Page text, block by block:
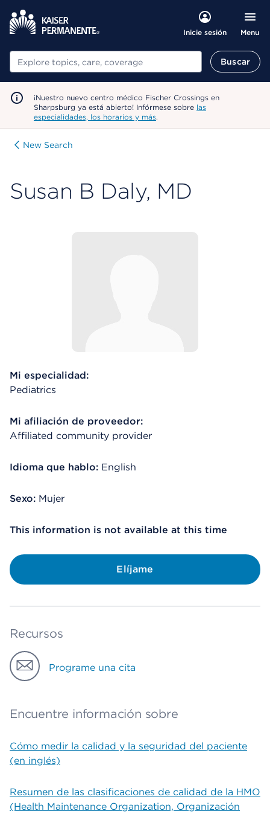
Inicie sesión Menu
Buscar Buscar
¡Nuestro nuevo centro médico Fischer Crossings en
Sharpsburg ya está abierto! Infórmese sobre las
especialidades, los horarios y más.
New Search
Susan B Daly, MD
Mi especialidad:
Pediatrics
Mi afiliación de proveedor:
Affiliated community provider
Idioma que hablo: English
Sexo: Mujer
This information is not available at this time
Elíjame
Recursos
Programe una cita
Encuentre información sobre
Cómo medir la calidad y la seguridad del paciente
(en inglés)
Resumen de las clasificaciones de calidad de la HMO
(Health Maintenance Organization, Organización